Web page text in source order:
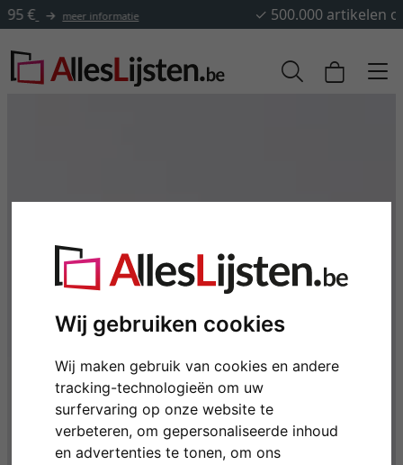
Wij gebruiken cookies
Wij maken gebruik van cookies en andere
tracking-technologieën om uw
surfervaring op onze website te
verbeteren, om gepersonaliseerde inhoud
en advertenties te tonen, om ons
✓500.000 artikelen om uit te kiezen